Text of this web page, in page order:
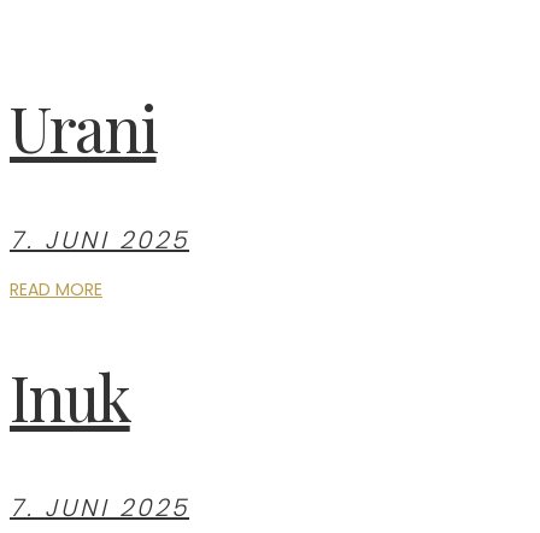
Urani
7. JUNI 2025
READ MORE
Inuk
7. JUNI 2025